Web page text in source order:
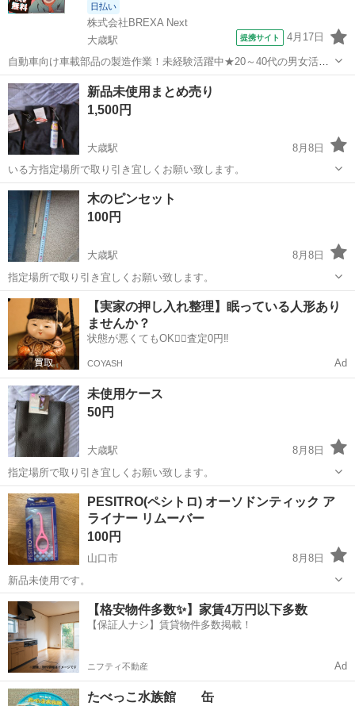
日払い
株式会社BREXA Next
大歳駅
提携サイト 4月17日
自動車向け車載部品の製造作業！未経験活躍中★20～40代の男女活躍
中！友達同士での応募OK！備品付きワンルーム寮費無料！赴任旅費会
社負担！生活支援物資事前対応可◎格安食堂利用可！年間休日135日
♪《山口県山口市》 人気の工...
山口 山口市 大歳駅 その他
新品未使用まとめ売り
1,500円
大歳駅
8月8日
いる方指定場所で取り引き宜しくお願い致します。
山口 山口市 大歳駅 その他
木のピンセット
100円
大歳駅
8月8日
指定場所で取り引き宜しくお願い致します。
山口 山口市 大歳駅 その他 場所
【実家の押し入れ整理】眠っている人形あり
ませんか？
状態が悪くてもOK🙆‍♀️査定0円‼️
COYASH Ad
未使用ケース
50円
大歳駅
8月8日
指定場所で取り引き宜しくお願い致します。
山口 山口市 その他
PESITRO(ペシトロ) オーソドンティック ア
ライナー リムーバー
100円
山口市
8月8日
新品未使用です。
山口 山口市 その他 リムーバー
【格安物件多数✨】家賃4万円以下多数
【保証人ナシ】賃貸物件多数掲載！
ニフティ不動産 Ad
たべっこ水族館 缶